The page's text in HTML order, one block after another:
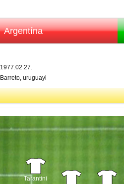
Argentína
1977.02.27.
Barreto, uruguayi
Tarantini